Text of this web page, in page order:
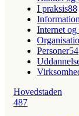
I praksis88
Internet og
Personer54
Hovedstaden
487